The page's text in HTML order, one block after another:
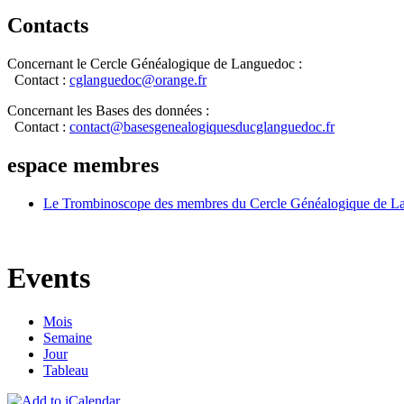
Contacts
Concernant le Cercle Généalogique de Languedoc :
Contact : cglanguedoc@orange.fr
Concernant les Bases des données :
Contact : contact@basesgenealogiquesducglanguedoc.fr
espace membres
Le Trombinoscope des membres du Cercle Généalogique de
Events
Mois
Semaine
Jour
Tableau